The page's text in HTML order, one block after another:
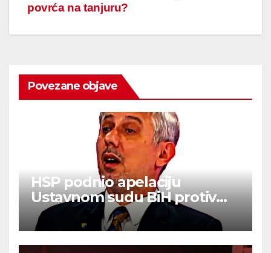
povrća na tanjuru?
Povezane objave
HSP podnio apelaciju
Ustavnom sudu BiH protiv
ovjere kandidature Slavena
Kovačevića